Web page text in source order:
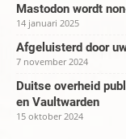
Mastodon wordt
14 januari 2025
Afgeluisterd door
7 november 2024
Duitse overheid
en Vaultwarden
15 oktober 2024